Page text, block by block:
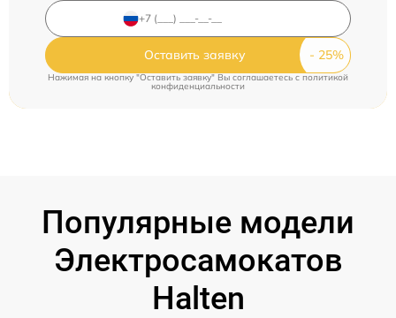
Оставить заявку
Нажимая на кнопку "Оставить заявку" Вы соглашаетесь cполитикой
конфиденциальности
Популярные модели
Электросамокатов
Halten